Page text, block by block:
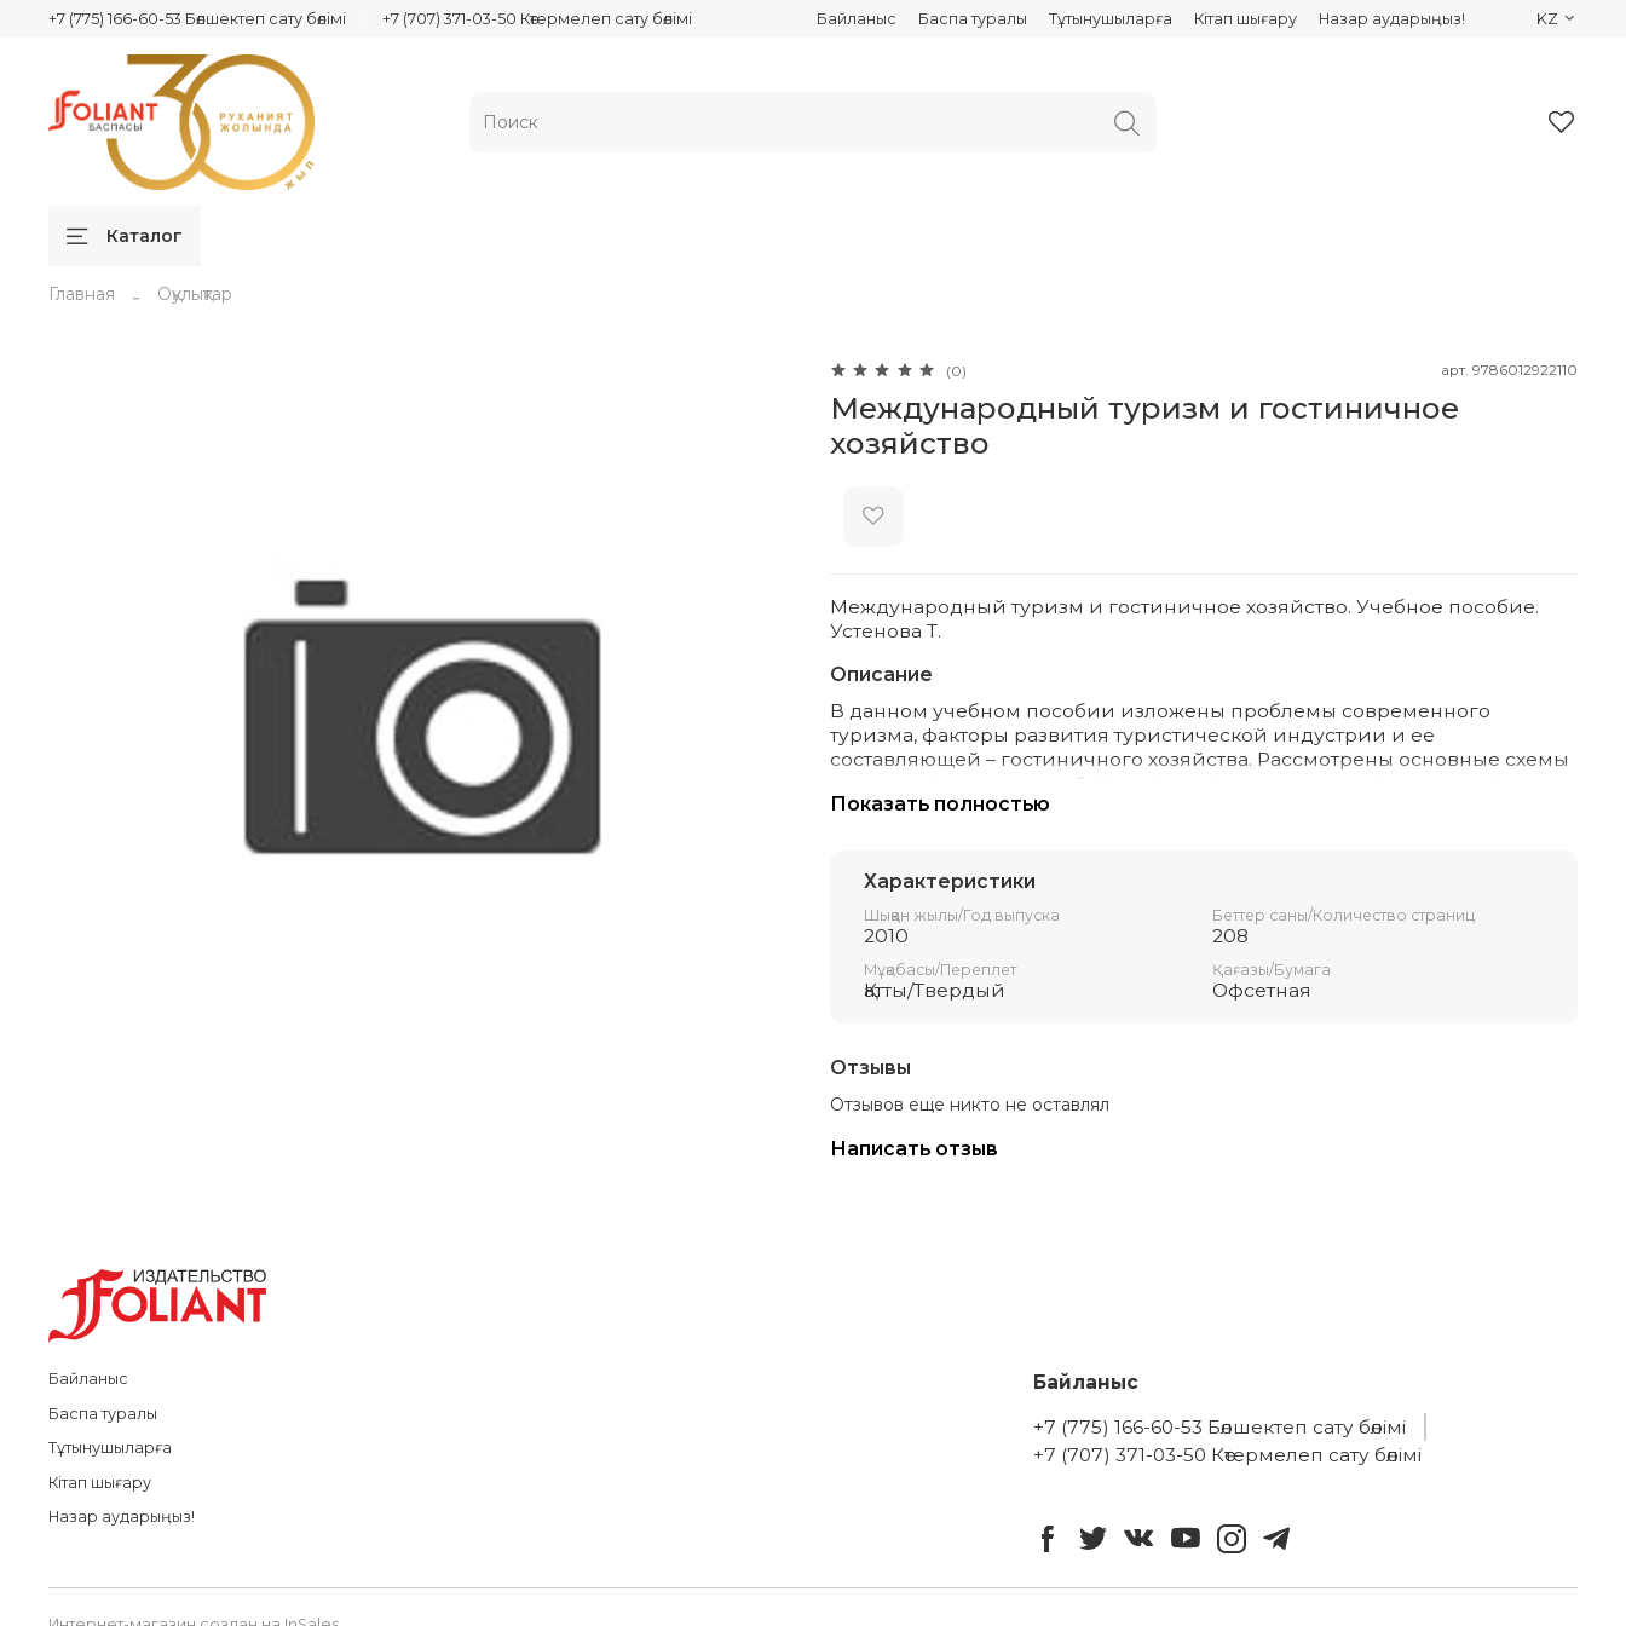
Байланыс Баспа туралы Тұтынушыларға Кітап шығару Назар аударыңыз!
+7 (775) 166-60-53 Бөлшектеп сату бөлімі +7 (707) 371-03-50 Көтермелеп сату бөлімі KZ
Каталог
Главная Оқулықтар
(0) арт. 9786012922110
Международный туризм и гостиничное
хозяйство
Международный туризм и гостиничное хозяйство. Учебное пособие.
Устенова Т.
Описание
В данном учебном пособии изложены проблемы современного
туризма, факторы развития туристической индустрии и ее
составляющей – гостиничного хозяйства. Рассмотрены основные схемы
и технологии взаимодействия туристического оператора с отелями и
транспортными компаниями при формировании туристического
связанных с туризмом.
Показать полностью
Характеристики
Шыққан жылы/Год выпуска
2010
Беттер саны/Количество страниц
208
Мұқабасы/Переплет
Қатты/Твердый
Қағазы/Бумага
Офсетная
Отзывы
Отзывов еще никто не оставлял
Написать отзыв
Байланыс
Баспа туралы
Тұтынушыларға
Кітап шығару
Назар аударыңыз!
Байланыс
+7 (775) 166-60-53 Бөлшектеп сату бөлімі
+7 (707) 371-03-50 Көтермелеп сату бөлімі